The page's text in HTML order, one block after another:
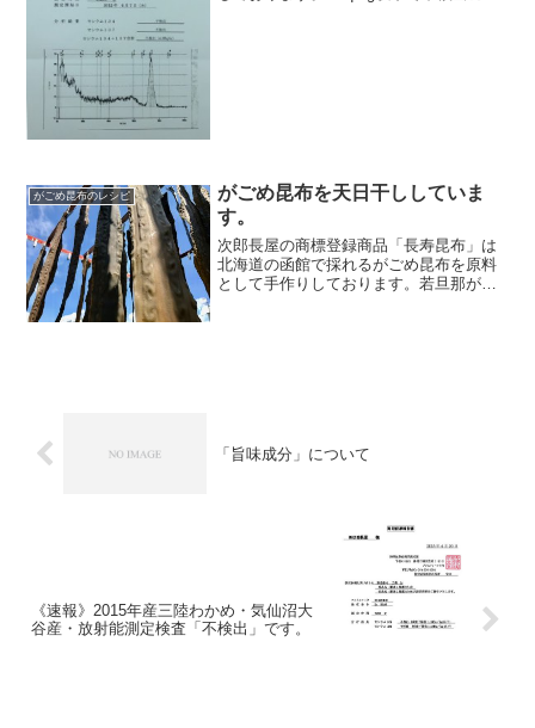
がごめ昆布のレシピ
がごめ昆布を天日干ししていま
す。
次郎長屋の商標登録商品「長寿昆布」は
北海道の函館で採れるがごめ昆布を原料
として手作りしております。若旦那が２
「旨味成分」について
《速報》2015年産三陸わかめ・気仙沼大
谷産・放射能測定検査「不検出」です。